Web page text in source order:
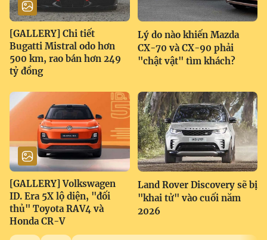
[GALLERY] Chi tiết
Bugatti Mistral odo hơn
500 km, rao bán hơn 249
tỷ đồng
Lý do nào khiến Mazda
CX-70 và CX-90 phải
"chật vật" tìm khách?
[GALLERY] Volkswagen
ID. Era 5X lộ diện, "đối
thủ" Toyota RAV4 và
Honda CR-V
Land Rover Discovery sẽ bị
"khai tử" vào cuối năm
2026